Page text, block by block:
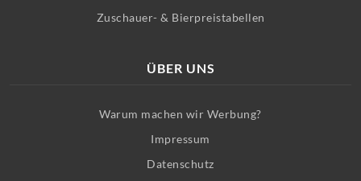
Zuschauer- & Bierpreistabellen
ÜBER UNS
Warum machen wir Werbung?
Impressum
Datenschutz